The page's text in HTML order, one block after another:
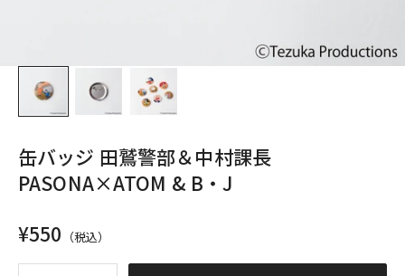
缶バッジ 田鷲警部＆中村課長
PASONA×ATOM & B・J
セール価格
¥550 （税込）